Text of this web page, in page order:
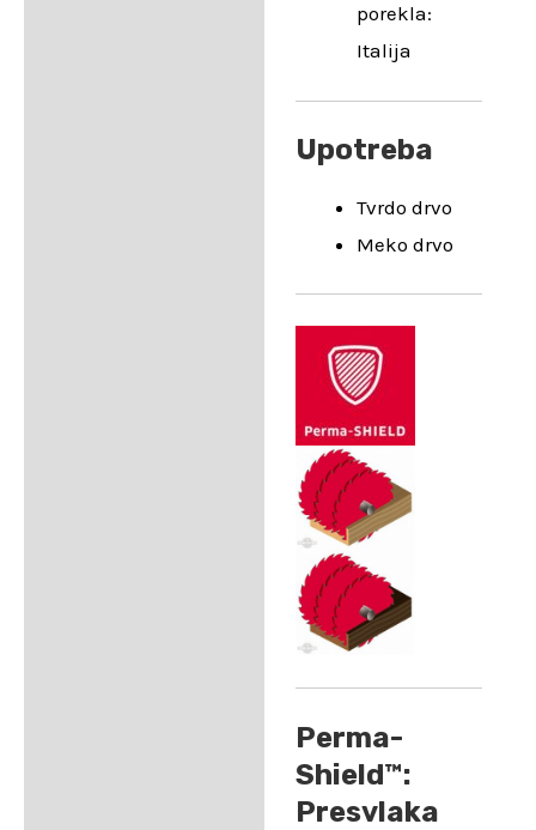
porekla:
Italija
Upotreba
Tvrdo drvo
Meko drvo
Perma-
Shield™:
Presvlaka